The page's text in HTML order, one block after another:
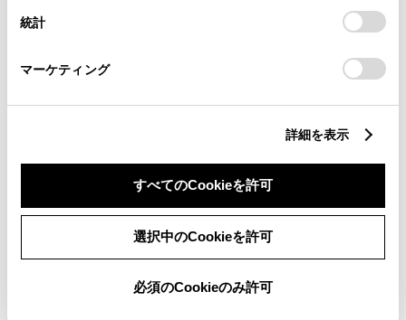
設定の変更、同意を撤回したりするにあたっては、当社の
「Cookie（クッキー）情報の取り扱いについて
」をご覧くだ
統計
マーケティング
詳細を表示
すべてのCookieを許可
選択中のCookieを許可
必須のCookieのみ許可
商標です。​■価格は​消費税込みです。